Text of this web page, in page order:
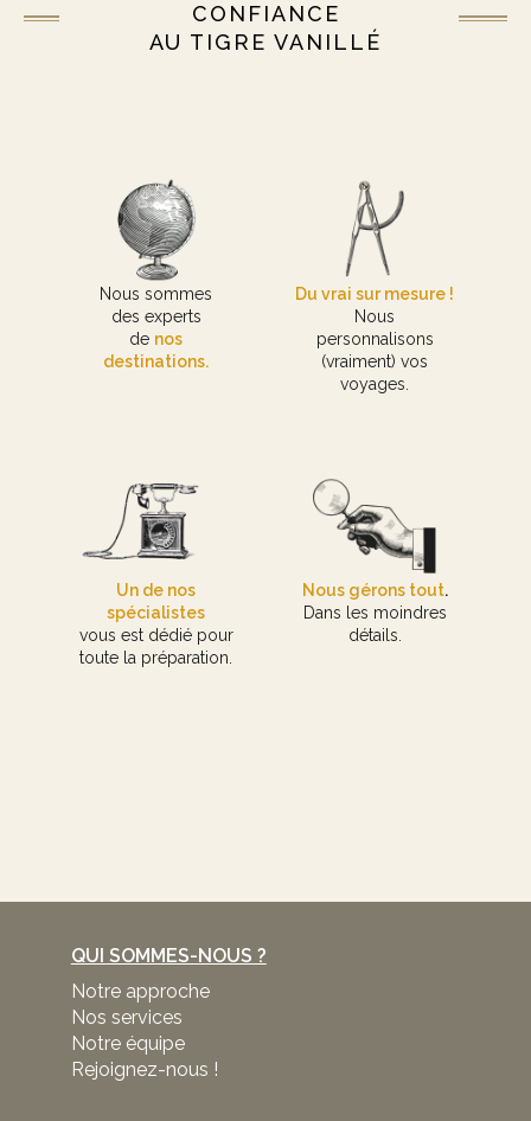
CONFIANCE
AU TIGRE VANILLÉ
Nous sommes
des experts
de nos
destinations.
Du vrai sur mesure !
Nous
personnalisons
(vraiment) vos
voyages.
Un de nos
spécialistes
vous est dédié pour
toute la préparation.
Nous gérons tout.
Dans les moindres
détails.
QUI SOMMES-NOUS ?
Notre approche
Nos services
Notre équipe
Rejoignez-nous !